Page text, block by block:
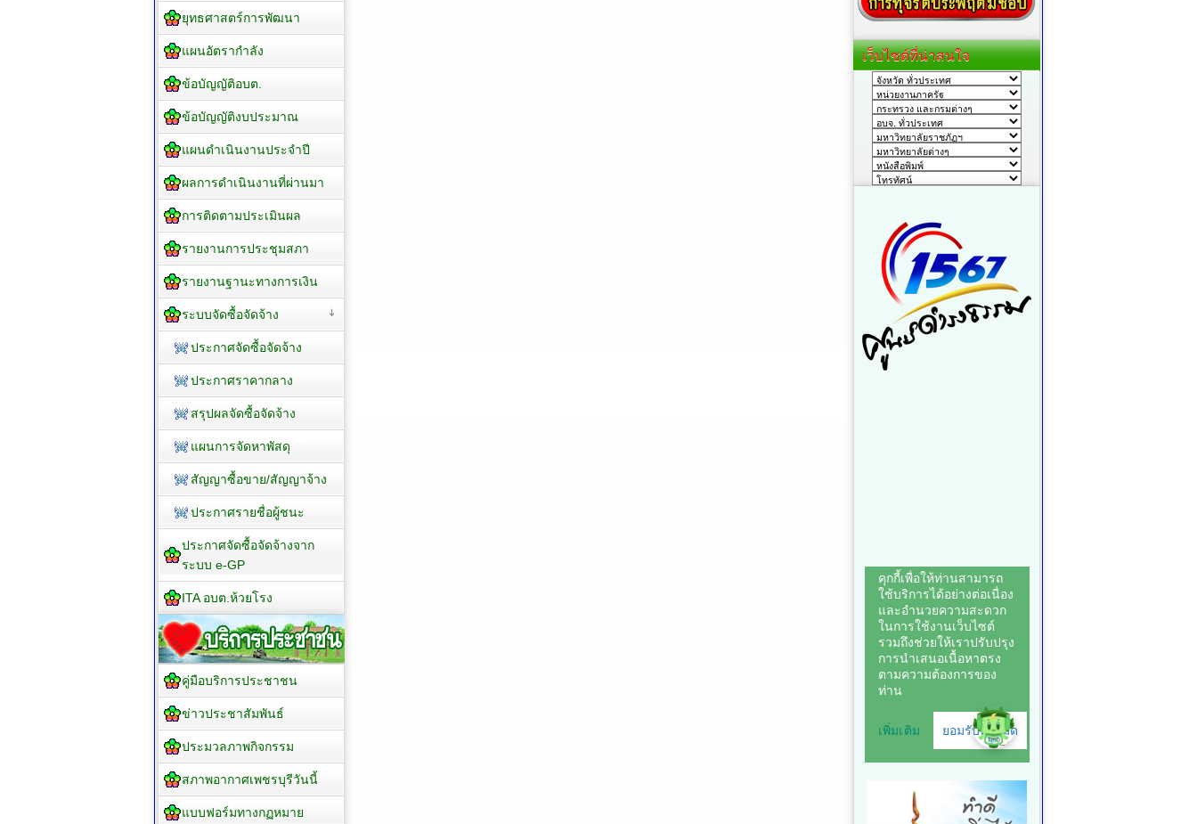
ยุทธศาสตร์การพัฒนา
แผนอัตรากำลัง
ข้อบัญญัติอบต.
ข้อบัญญัติงบประมาณ
แผนดำเนินงานประจำปี
ผลการดำเนินงานที่ผ่านมา
การติดตามประเมินผล
รายงานการประชุมสภา
รายงานฐานะทางการเงิน
ระบบจัดซื้อจัดจ้าง
ประกาศจัดซื้อจัดจ้าง
ประกาศราคากลาง
สรุปผลจัดซื้อจัดจ้าง
แผนการจัดหาพัสดุ
สัญญาซื้อขาย/สัญญาจ้าง
ประกาศรายชื่อผู้ชนะ
ประกาศจัดซื้อจัดจ้างจาก
ระบบ e-GP
ITA อบต.ห้วยโรง
คู่มือบริการประชาชน
ข่าวประชาสัมพันธ์
ประมวลภาพกิจกรรม
สภาพอากาศเพชรบุรีวันนี้
แบบฟอร์มทางกฏหมาย
เว็บไซต์ที่น่าสนใจ